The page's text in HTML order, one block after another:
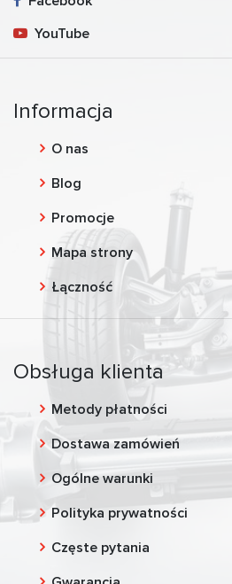
YouTube
Informacja
O nas
Blog
Promocje
Mapa strony
Łączność
Obsługa klienta
Metody płatności
Dostawa zamówień
Ogólne warunki
Polityka prywatności
Częste pytania